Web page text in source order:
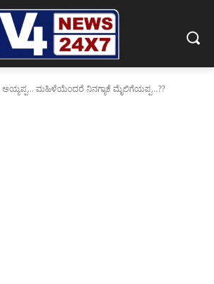
ಅಯ್ಯಪ್ಪ‌… ಮಹಿಳೆಯೆಂದರೆ ನಿನಗ್ಯಾಕೆ ಮೈಲಿಗೆಯಪ್ಪ…??